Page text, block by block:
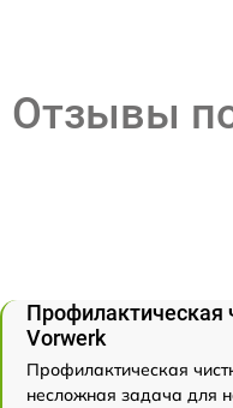
Отзывы
Профилактическая
Vorwerk
Профилактическая
несложная задача для